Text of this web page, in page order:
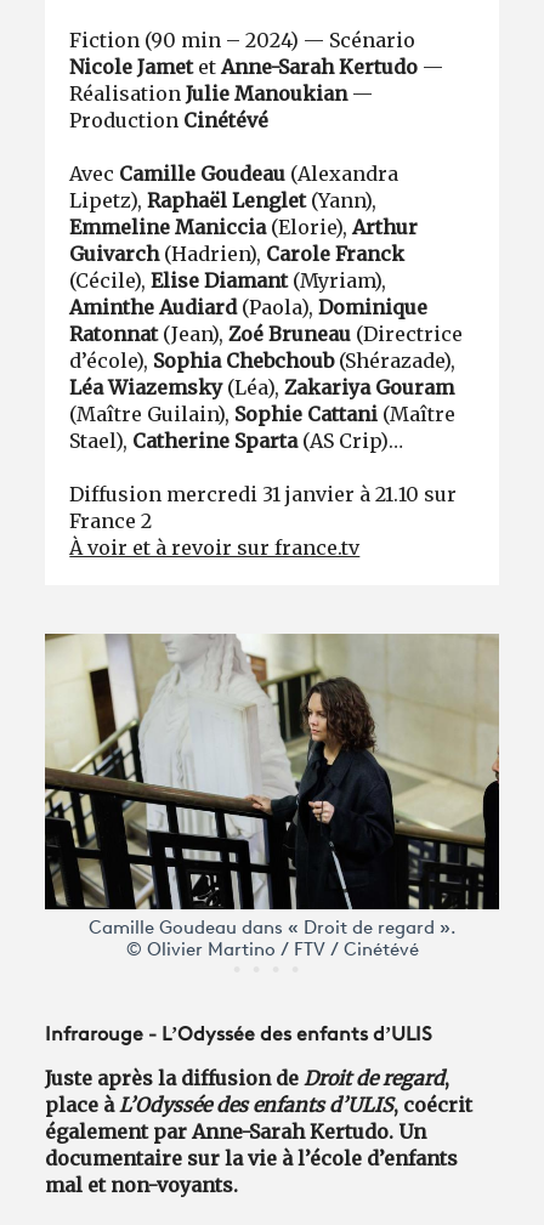
Fiction (90 min – 2024) — Scénario
Nicole JametetAnne-Sarah Kertudo —
RéalisationJulie Manoukian—
Production Cinétévé
Avec Camille Goudeau (Alexandra
Lipetz),Raphaël Lenglet(Yann),
Emmeline Maniccia(Elorie),Arthur
Guivarch (Hadrien), Carole Franck
(Cécile),Elise Diamant(Myriam),
Aminthe Audiard(Paola), Dominique
Ratonnat(Jean),Zoé Bruneau (Directrice
d’école), Sophia Chebchoub (Shérazade),
Léa Wiazemsky(Léa),Zakariya Gouram
(Maître Guilain), Sophie Cattani (Maître
Stael), Catherine Sparta(AS Crip)…
Diffusion mercredi 31 janvier à 21.10 sur
France 2
À voir et à revoir sur france.tv
Camille Goudeau dans « Droit de regard ».
© Olivier Martino / FTV / Cinétévé
Infrarouge - L’Odyssée des enfants d’ULIS
Juste après la diffusion deDroit de regard,
place àL’Odyssée des enfants d’ULIS, coécrit
également par Anne-Sarah Kertudo. Un
documentaire sur la vie à l’école d’enfants
mal et non-voyants.